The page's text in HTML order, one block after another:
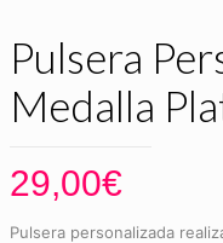
Pulsera
Medalla
29,00€
Pulsera personalizada